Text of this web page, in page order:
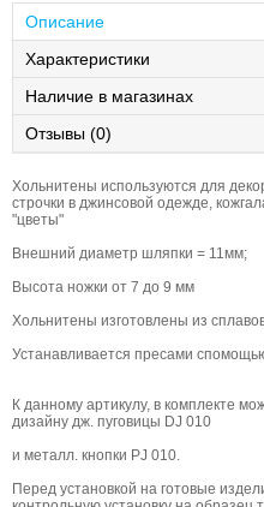
Описание
Характеристики
Наличие в магазинах
Отзывы (0)
Хольнитены используются для
строчки в джинсовой одежде,
"цветы"
Внешний диаметр шляпки = 11мм;
Высота ножки от 7 до 9 мм
Хольнитены изготовлены из
Устанавливается пресами
К данному артикулу, в комплекте
дизайну дж. пуговицы DJ 010
и металл. кнопки PJ 010.
Перед установкой на готовые